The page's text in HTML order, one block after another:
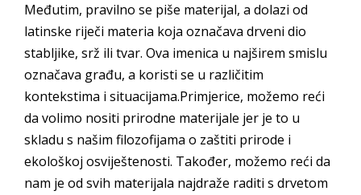
Međutim, pravilno se piše materijal, a dolazi od
latinske riječi materia koja označava drveni dio
stabljike, srž ili tvar. Ova imenica u najširem smislu
označava građu, a koristi se u različitim
kontekstima i situacijama.Primjerice, možemo reći
da volimo nositi prirodne materijale jer je to u
skladu s našim filozofijama o zaštiti prirode i
ekološkoj osviještenosti. Također, možemo reći da
nam je od svih materijala najdraže raditi s drvetom